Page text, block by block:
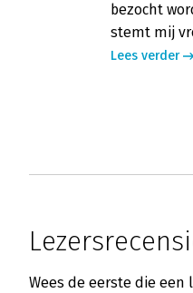
bezocht
stemt mij
Lees verder
Wees de eerste die een